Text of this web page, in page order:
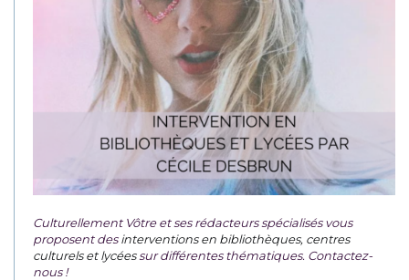
Culturellement Vôtre et ses rédacteurs spécialisés vous
proposent desinterventions en bibliothèques, centres
culturels et lycéessur différentes thématiques. Contactez-
nous !